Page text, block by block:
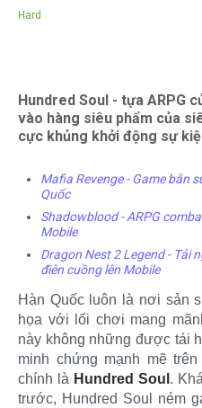
Hard
Hundred Soul - tựa ARPG
vào hàng siêu phẩm của
cực khủng khởi động sự
Mafia Revenge - Game bắn
Quốc
Shadowblood - ARPG
Mobile
Dragon Nest 2 Legend - Tải
điên cuồng lên Mobile
Hàn Quốc luôn là nơi sản
họa với lối chơi mang
này không những được tái
minh chứng mạnh mẽ
chính là Hundred Soul .
trước, Hundred Soul ném